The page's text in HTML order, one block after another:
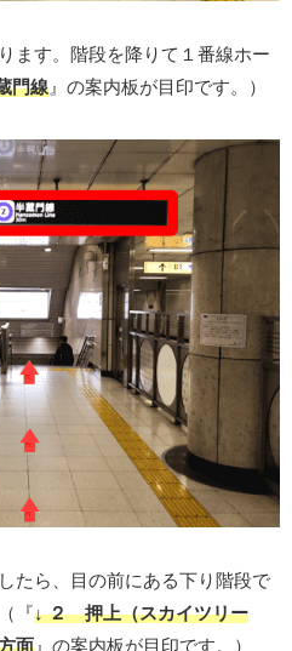
ます。階段を降りて１番線ホー
門線』の案内板が目印です。）
たら、目の前にある下り階段で
『↓ ２ 押上（スカイツリー
面 』の案内板が目印です。）